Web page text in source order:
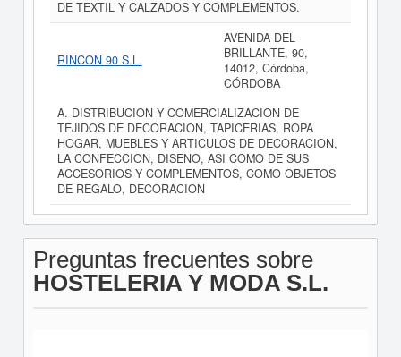
DE TEXTIL Y CALZADOS Y COMPLEMENTOS.
RINCON 90 S.L.
AVENIDA DEL
BRILLANTE, 90,
14012, Córdoba,
CÓRDOBA
A. DISTRIBUCION Y COMERCIALIZACION DE
TEJIDOS DE DECORACION, TAPICERIAS, ROPA
HOGAR, MUEBLES Y ARTICULOS DE DECORACION,
LA CONFECCION, DISENO, ASI COMO DE SUS
ACCESORIOS Y COMPLEMENTOS, COMO OBJETOS
DE REGALO, DECORACION
Preguntas frecuentes sobre
HOSTELERIA Y MODA S.L.